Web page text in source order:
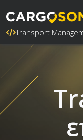
Transport